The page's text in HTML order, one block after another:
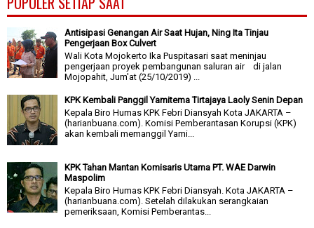
Antisipasi Genangan Air Saat Hujan, Ning Ita Tinjau
Pengerjaan Box Culvert
Wali Kota Mojokerto Ika Puspitasari saat meninjau
pengerjaan proyek pembangunan saluran air di jalan
Mojopahit, Jum'at (25/10/2019) ...
KPK Kembali Panggil Yamitema Tirtajaya Laoly Senin Depan
Kepala Biro Humas KPK Febri Diansyah Kota JAKARTA –
(harianbuana.com). Komisi Pemberantasan Korupsi (KPK)
akan kembali memanggil Yami...
KPK Tahan Mantan Komisaris Utama PT. WAE Darwin
Maspolim
Kepala Biro Humas KPK Febri Diansyah. Kota JAKARTA –
(harianbuana.com). Setelah dilakukan serangkaian
pemeriksaan, Komisi Pemberantas...